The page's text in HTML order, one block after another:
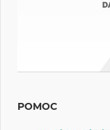
POMOC